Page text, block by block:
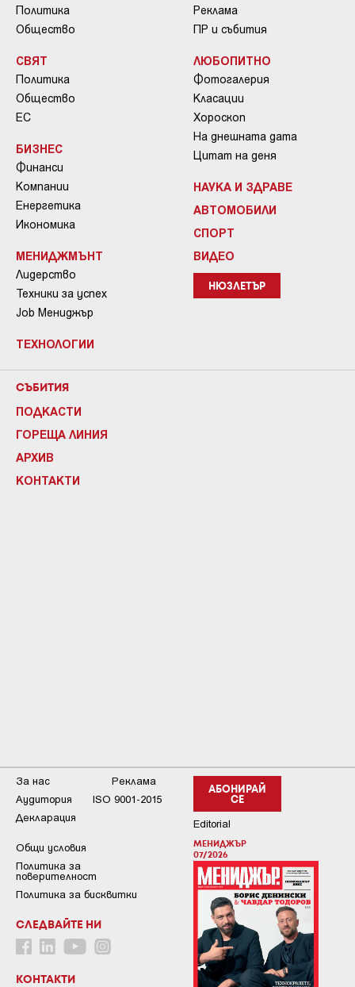
Политика
Общество
СВЯТ
Политика
Общество
ЕС
БИЗНЕС
Финанси
Компании
Енергетика
Икономика
МЕНИДЖМЪНТ
Лидерство
Техники за успех
Job Мениджър
ТЕХНОЛОГИИ
Реклама
ПР и събития
ЛЮБОПИТНО
Фотогалерия
Класации
Хороскоп
На днешната дата
Цитат на деня
НАУКА И ЗДРАВЕ
АВТОМОБИЛИ
СПОРТ
ВИДЕО
НЮЗЛЕТЪР
СЪБИТИЯ
ПОДКАСТИ
ГОРЕЩА ЛИНИЯ
АРХИВ
КОНТАКТИ
АБОНИРАЙ
СЕ
Editorial
МЕНИДЖЪР
07/2026
За нас
Реклама
Аудитория
ISO 9001-2015
Декларация
Общи условия
Пoлитикa зa
пoвepитeлнocт
Политика за бисквитки
СЛЕДВАЙТЕ НИ
КОНТАКТИ